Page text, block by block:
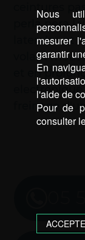
ceintures
perla nera |
laterales et
volant
et en
freinage
Nous
mesurer
garantir
En
l'aide de
Pour de
consulter